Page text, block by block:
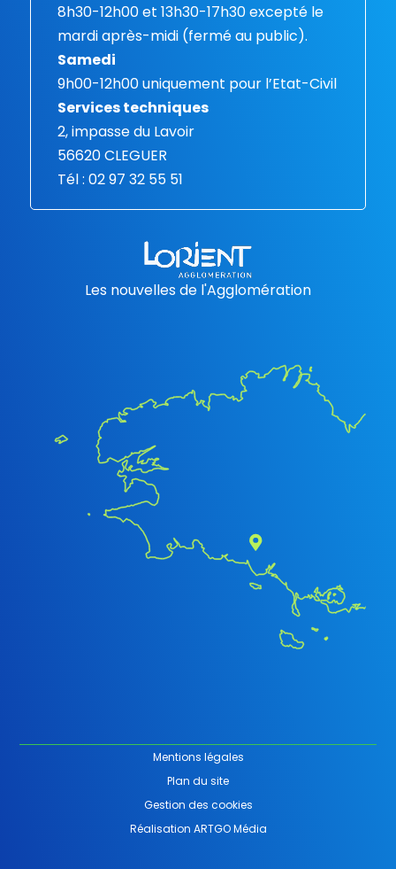
8h30-12h00 et 13h30-17h30 excepté le
mardi après-midi (fermé au public).
Samedi
9h00-12h00 uniquement pour l’Etat-Civil
Services techniques
2, impasse du Lavoir
56620 CLEGUER
Tél : 02 97 32 55 51
Les nouvelles de l'Agglomération
Mentions légales
Plan du site
Gestion des cookies
Réalisation ARTGO Média